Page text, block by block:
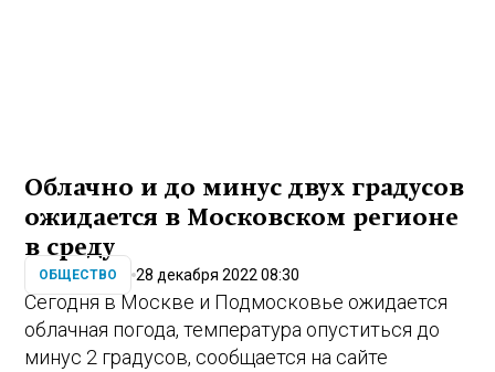
Облачно и до минус двух градусов
ожидается в Московском регионе
в среду
ОБЩЕСТВО 28 декабря 2022 08:30
Сегодня в Москве и Подмосковье ожидается
облачная погода, температура опуститься до
минус 2 градусов, сообщается на сайте